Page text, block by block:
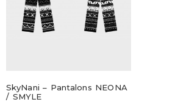
SkyNani – Pantalons NEONA
/ SMYLE